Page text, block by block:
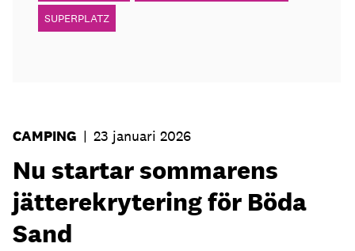
SUPERPLATZ
CAMPING | 23 januari 2026
Nu startar sommarens
jätterekrytering för Böda
Sand